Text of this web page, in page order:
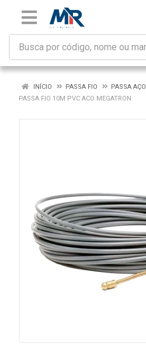
INÍCIO PASSA FIO
PASSA AÇO
PASSA FIO 10M PVC ACO MEGATRON